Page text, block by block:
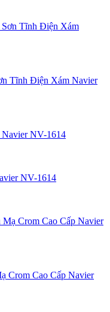
Tĩnh Điện Xám Navier
NV-1614
Crom Cao Cấp Navier